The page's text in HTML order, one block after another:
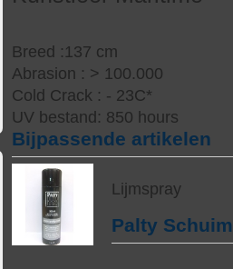
Breed :137 cm
Abrasion : > 100.000
Cold Crack : - 23C*
UV bestand: 850 hours
Bijpassende artikelen
Lijmspray
Palty